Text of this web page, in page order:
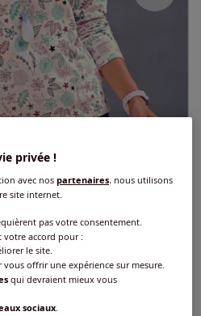
95% coton
privée !
avec nospartenaires, nous utilisons
site internet.
pas votre consentement.
votre accord pour :
le site.
offrir une expérience sur mesure.
qui devraient mieux vous
sociaux.